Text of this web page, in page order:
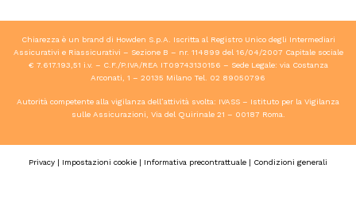
Chiarezza è un brand di Howden S.p.A. Iscritta al Registro Unico degli Intermediari
Assicurativi e Riassicurativi – Sezione B – nr. 114899 del 16/04/2007 Capitale sociale
€ 7.617.193,51 i.v. – C.F./P.IVA/REA IT09743130156 – Sede Legale: via Costanza
Arconati, 1 – 20135 Milano Tel. 02 89050796
Autorità competente alla vigilanza dell’attività svolta: IVASS – Istituto per la Vigilanza
sulle Assicurazioni, Via del Quirinale 21 – 00187 Roma.
Privacy | Impostazioni cookie | Informativa precontrattuale | Condizioni generali